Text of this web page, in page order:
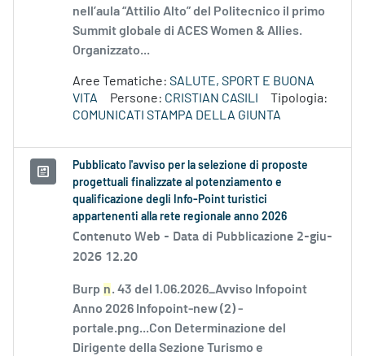
nell’aula “Attilio Alto” del Politecnico il primo
Summit globale di ACES Women & Allies.
Organizzato...
Aree Tematiche: SALUTE, SPORT E BUONA
VITA
Persone: CRISTIAN CASILI
Tipologia:
COMUNICATI STAMPA DELLA GIUNTA
Pubblicato l'avviso per la selezione di proposte
progettuali finalizzate al potenziamento e
qualificazione degli Info-Point turistici
appartenenti alla rete regionale anno 2026
Contenuto Web - Data di Pubblicazione 2-giu-
2026 12.20
Burp n. 43 del 1.06.2026_Avviso Infopoint
Anno 2026 Infopoint-new (2) -
portale.png...Con Determinazione del
Dirigente della Sezione Turismo e